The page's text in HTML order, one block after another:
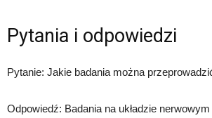
Pytania i odpowiedzi
Pytanie: Jakie badania można
Odpowiedź: Badania na układzie